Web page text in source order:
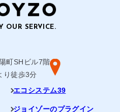
町SHビル7階
り徒歩3分
エコシステム39
ジョイゾーのプラグイン